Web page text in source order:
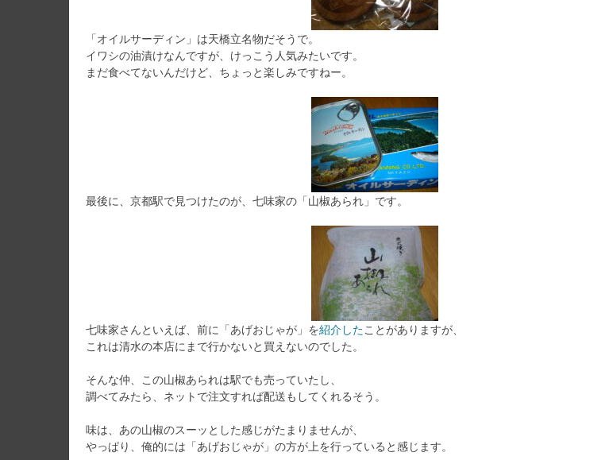
「オイルサーディン」は天橋立名物だそうで。
イワシの油漬けなんですが、けっこう人気みたいです。
まだ食べてないんだけど、ちょっと楽しみですねー。
最後に、京都駅で見つけたのが、七味家の「山椒あられ」です。
七味家さんといえば、前に「あげおじゃが」を紹介したことがありますが、
これは清水の本店にまで行かないと買えないのでした。
そんな仲、この山椒あられは駅でも売っていたし、
調べてみたら、ネットで注文すれば配送もしてくれるそう。
味は、あの山椒のスーッとした感じがたまりませんが、
やっぱり、俺的には「あげおじゃが」の方が上を行っていると感じます。